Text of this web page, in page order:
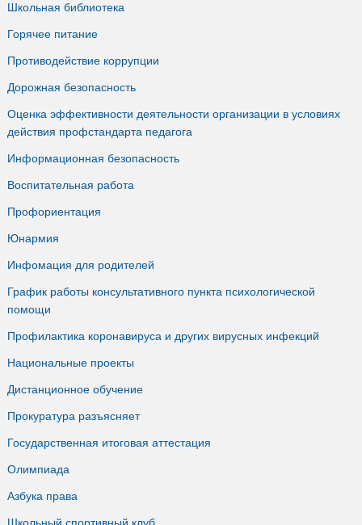
Школьная библиотека
Горячее питание
Противодействие коррупции
Дорожная безопасность
Оценка эффективности деятельности организации в условиях
действия профстандарта педагога
Информационная безопасность
Воспитательная работа
Профориентация
Юнармия
Инфомация для родителей
График работы консультативного пункта психологической
помощи
Профилактика коронавируса и других вирусных инфекций
Национальные проекты
Дистанционное обучение
Прокуратура разъясняет
Государственная итоговая аттестация
Олимпиада
Азбука права